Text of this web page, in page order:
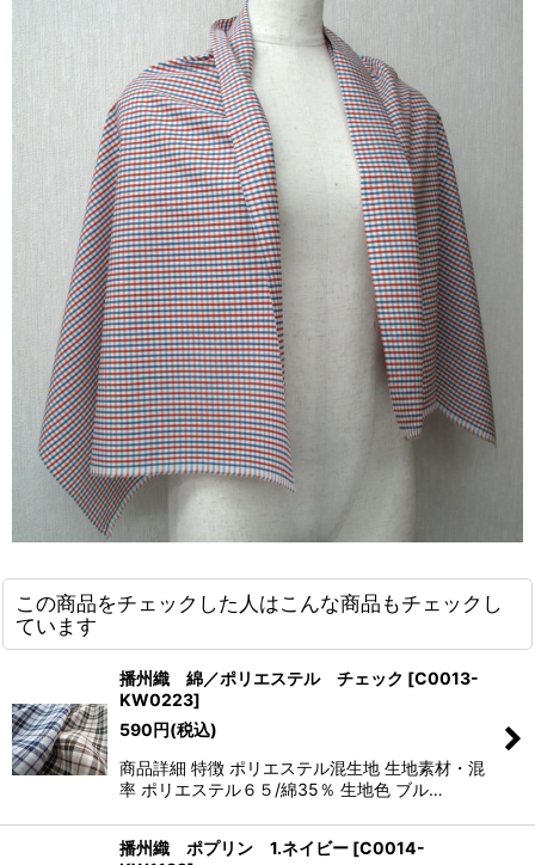
この商品をチェックした人はこんな商品もチェックし
ています
播州織 綿／ポリエステル チェック [C0013-
KW0223]
590円(税込)
商品詳細 特徴 ポリエステル混生地 生地素材・混
率 ポリエステル６５/綿35％ 生地色 ブル…
播州織 ポプリン 1.ネイビー [C0014-